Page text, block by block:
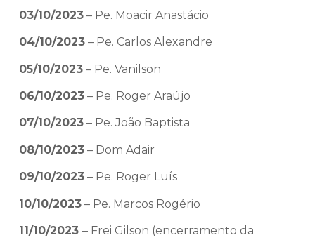
03/10/2023 – Pe. Moacir Anastácio
04/10/2023 – Pe. Carlos Alexandre
05/10/2023 – Pe. Vanilson
06/10/2023 – Pe. Roger Araújo
07/10/2023 – Pe. João Baptista
08/10/2023 – Dom Adair
09/10/2023 – Pe. Roger Luís
10/10/2023 – Pe. Marcos Rogério
11/10/2023 – Frei Gilson (encerramento da